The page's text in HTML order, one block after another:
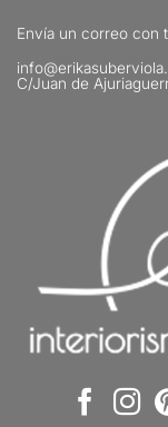
Envía un correo con
C/Juan de